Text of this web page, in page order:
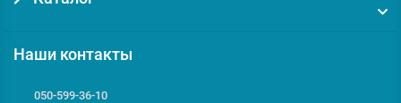
Наши контакты
050-599-36-10